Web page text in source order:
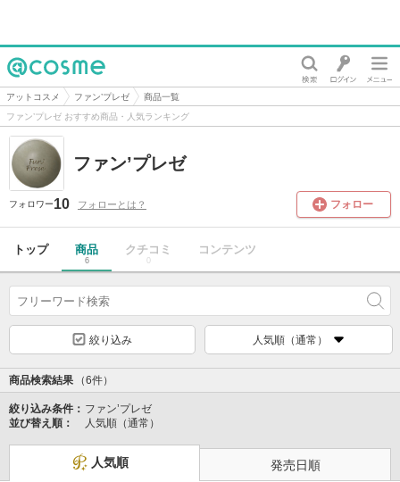
@cosme
アットコスメ ファン’プレゼ
商品一覧
ファン’プレゼ おすすめ商品・人気ランキング
ファン’プレゼ
フォロワー10 フォローとは？ フォロー
トップ 商品
6
クチコミ
0
コンテンツ
絞り込み 人気順（通常）
商品検索結果 （6件）
絞り込み条件： ファン’プレゼ
並び替え順：
人気順（通常）
人気順 発売日順